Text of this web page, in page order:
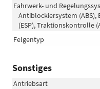
Fahrwerk- und
Antiblockiersystem
(ESP), Traktionskontrolle
Felgentyp
Sonstiges
Antriebsart